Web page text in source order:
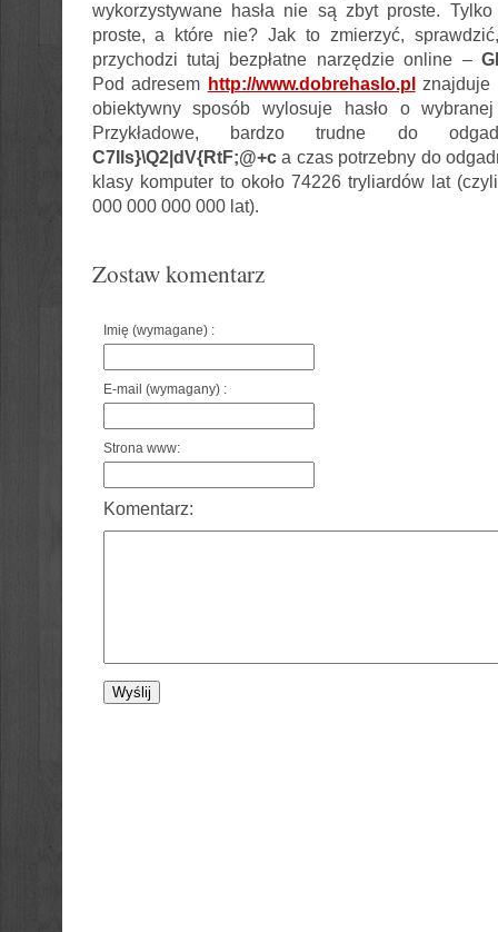
wykorzystywane hasła nie są zbyt proste.
proste, a które nie? Jak to zmierzyć,
przychodzi tutaj bezpłatne narzędzie online –
Pod adresem http://www.dobrehaslo.pl
znajduje
obiektywny sposób wylosuje hasło o
Przykładowe, bardzo trudne do
C7Ils}\Q2|dV{RtF;@+ca czas potrzebny do
klasy komputer to około 74226 tryliardów lat
000 000 000 000 lat).
Zostaw komentarz
Imię (wymagane) :
E-mail (wymagany) :
Strona www:
Komentarz: